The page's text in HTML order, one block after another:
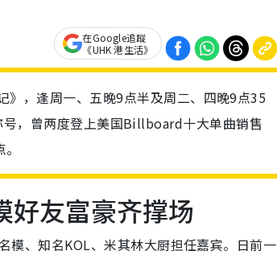
在Google追蹤
《UHK 港生活》
，逢周一、五晚9点半及周二、四晚9点35
，曾两度登上美国Billboard十大单曲销售
好友富豪齐撑场
模、知名KOL、米其林大厨担任嘉宾。日前一